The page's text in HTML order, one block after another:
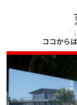
ココから